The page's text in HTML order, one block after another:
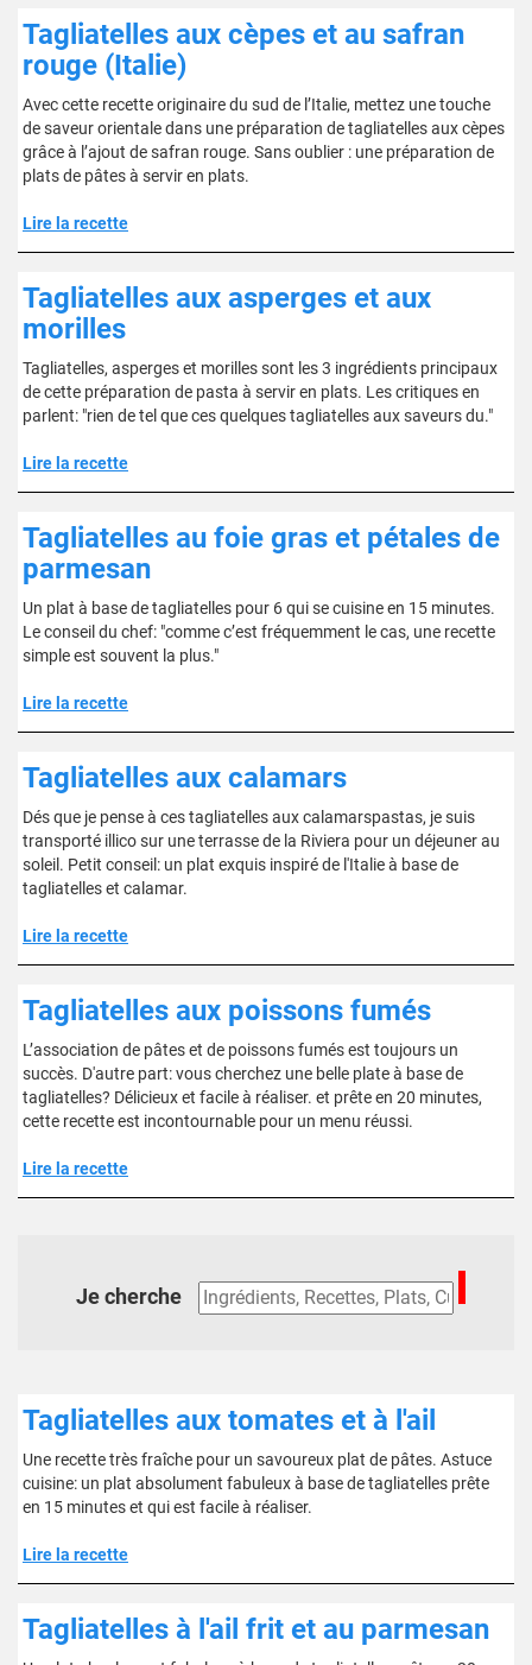
Tagliatelles aux cèpes et au safran
rouge (Italie)
Avec cette recette originaire du sud de l’Italie, mettez une touche
de saveur orientale dans une préparation de tagliatelles aux cèpes
grâce à l’ajout de safran rouge. Sans oublier : une préparation de
plats de pâtes à servir en plats.
Lire la recette
Tagliatelles aux asperges et aux
morilles
Tagliatelles, asperges et morilles sont les 3 ingrédients principaux
de cette préparation de pasta à servir en plats. Les critiques en
parlent: "rien de tel que ces quelques tagliatelles aux saveurs du."
Lire la recette
Tagliatelles au foie gras et pétales de
parmesan
Un plat à base de tagliatelles pour 6 qui se cuisine en 15 minutes.
Le conseil du chef: "comme c’est fréquemment le cas, une recette
simple est souvent la plus."
Lire la recette
Tagliatelles aux calamars
Dés que je pense à ces tagliatelles aux calamarspastas, je suis
transporté illico sur une terrasse de la Riviera pour un déjeuner au
soleil. Petit conseil: un plat exquis inspiré de l'Italie à base de
tagliatelles et calamar.
Lire la recette
Tagliatelles aux poissons fumés
L’association de pâtes et de poissons fumés est toujours un
succès. D'autre part: vous cherchez une belle plate à base de
tagliatelles? Délicieux et facile à réaliser. et prête en 20 minutes,
cette recette est incontournable pour un menu réussi.
Lire la recette
Je cherche
Tagliatelles aux tomates et à l'ail
Une recette très fraîche pour un savoureux plat de pâtes. Astuce
cuisine: un plat absolument fabuleux à base de tagliatelles prête
en 15 minutes et qui est facile à réaliser.
Lire la recette
Tagliatelles à l'ail frit et au parmesan